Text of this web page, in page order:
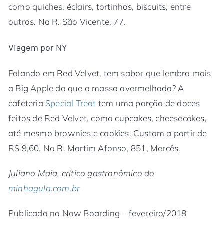
como quiches, éclairs, tortinhas, biscuits, entre
outros. Na R. São Vicente, 77.
Viagem por NY
Falando em Red Velvet, tem sabor que lembra mais
a Big Apple do que a massa avermelhada? A
cafeteria Special Treat tem uma porção de doces
feitos de Red Velvet, como cupcakes, cheesecakes,
até mesmo brownies e cookies. Custam a partir de
R$ 9,60. Na R. Martim Afonso, 851, Mercês.
Juliano Maia, crítico gastronômico do
minhagula.com.br
Publicado na Now Boarding – fevereiro/2018